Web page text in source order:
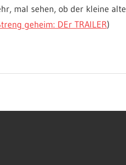
mal sehen, ob der kleine
geheim: DEr TRAILER)